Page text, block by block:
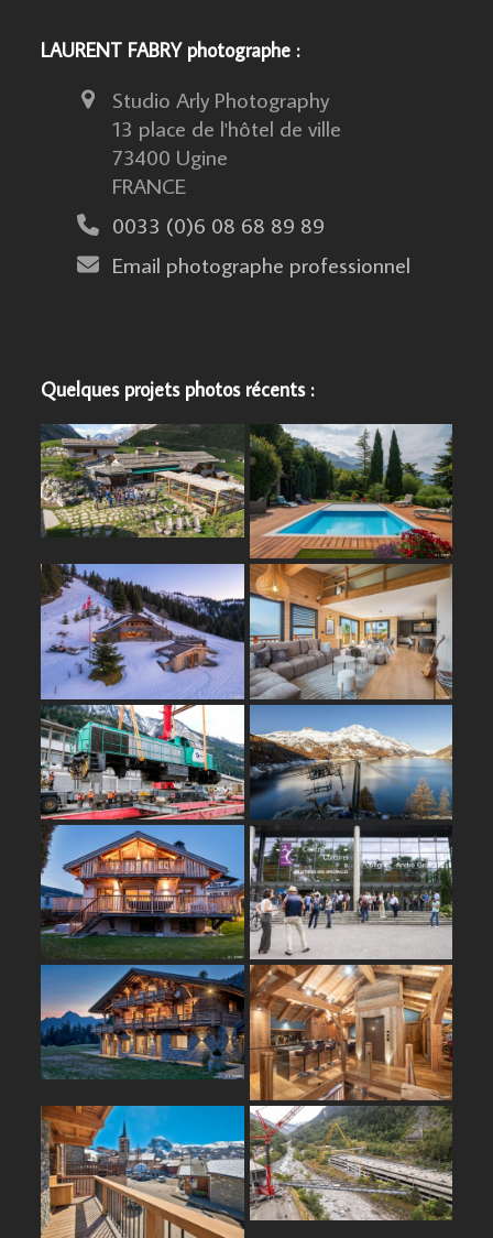
LAURENT FABRY photographe :
Studio Arly Photography
13 place de l'hôtel de ville
73400 Ugine
FRANCE
0033 (0)6 08 68 89 89
Email photographe professionnel
Quelques projets photos récents :